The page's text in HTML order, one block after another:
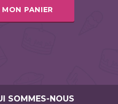
MON PANIER
SOMMES-NOUS